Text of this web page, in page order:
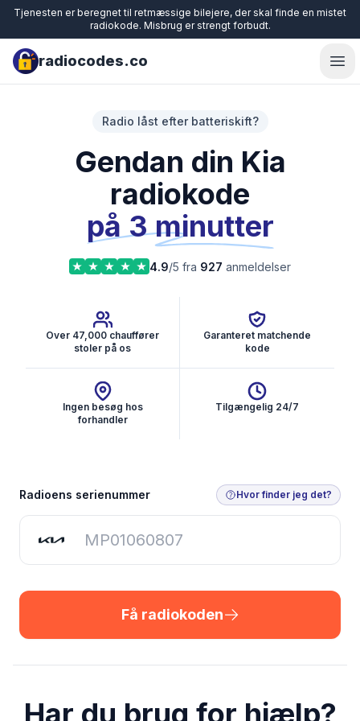
Tjenesten er beregnet til retmæssige bilejere, der skal finde en mistet
radiokode. Misbrug er strengt forbudt.
radiocodes.co
Radio låst efter batteriskift?
Gendan din Kia
radiokode
på 3 minutter
4.9/5 fra 927 anmeldelser
Over 47,000 chauffører
stoler på os
Garanteret matchende
kode
Ingen besøg hos
forhandler
Tilgængelig 24/7
Få radiokoden
Radioens serienummer Hvor finder jeg det?
Få radiokoden
Har du brug for hjælp?